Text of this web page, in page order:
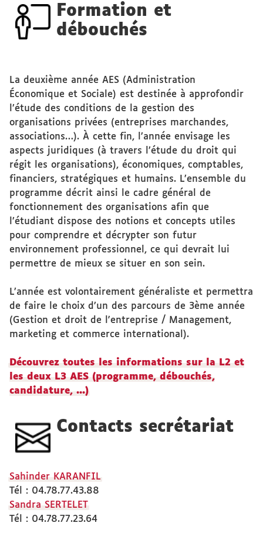
Formation et
débouchés
La deuxième année AES (Administration
Économique et Sociale) est destinée à approfondir
l’étude des conditions de la gestion des
organisations privées (entreprises marchandes,
associations…). À cette fin, l’année envisage les
aspects juridiques (à travers l’étude du droit qui
régit les organisations), économiques, comptables,
financiers, stratégiques et humains. L’ensemble du
programme décrit ainsi le cadre général de
fonctionnement des organisations afin que
l’étudiant dispose des notions et concepts utiles
pour comprendre et décrypter son futur
environnement professionnel, ce qui devrait lui
permettre de mieux se situer en son sein.
L’année est volontairement généraliste et permettra
de faire le choix d’un des parcours de 3ème année
(Gestion et droit de l'entreprise / Management,
marketing et commerce international).
Découvrez toutes les informations sur la L2 et
les deux L3 AES (programme, débouchés,
candidature, ...)
Contacts secrétariat
Sahinder KARANFIL
Tél : 04.78.77.43.88
Sandra SERTELET
Tél : 04.78.77.23.64